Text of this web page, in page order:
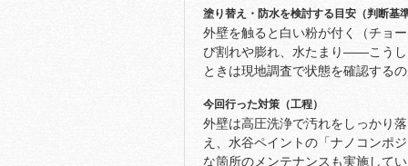
塗り替え・防水を検討する目安（判断基
外壁を触ると白い粉が付く（チョ
び割れや膨れ、水たまり——こうし
ときは現地調査で状態を確認する
今回行った対策（工程）
外壁は高圧洗浄で汚れをしっかり
え、水谷ペイントの「ナノコンポ
な箇所のメンテナンスも実施して